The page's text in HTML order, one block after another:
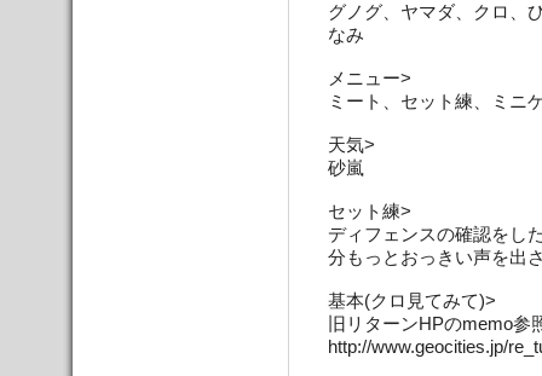
グノグ、ヤマダ、クロ、
なみ
メニュー>
ミート、セット練、ミニ
天気>
砂嵐
セット練>
ディフェンスの確認をし
分もっとおっきい声を出
基本(クロ見てみて)>
旧リターンHPのmemo参
http://www.geocities.jp/